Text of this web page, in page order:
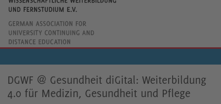
DGWF @ Gesundheit diGital: Weiterbildung
4.0 für Medizin, Gesundheit und Pflege